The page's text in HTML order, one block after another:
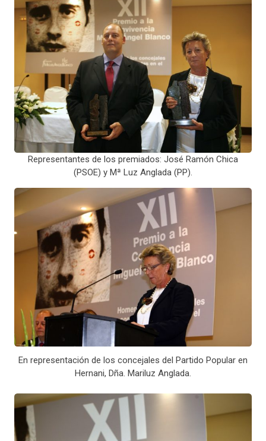
Representantes de los premiados: José Ramón Chica
(PSOE) y Mª Luz Anglada (PP).
En representación de los concejales del Partido Popular en
Hernani, Dña. Mariluz Anglada.